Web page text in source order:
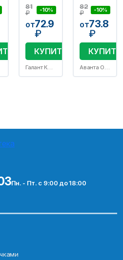
81
₽
-10%
от72.9
₽
КУПИТЬ
Галант Косметик-М ООО
82
₽
-10%
от73.8
₽
КУПИТЬ
Аванта ОАО
Пн. - Пт. с 9:00 до 18:00